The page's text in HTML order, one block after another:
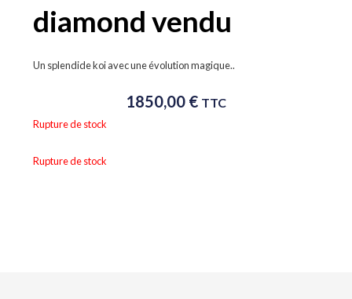
diamond vendu
Un splendide koi avec une évolution magique..
1850,00 € TTC
Rupture de stock
Rupture de stock